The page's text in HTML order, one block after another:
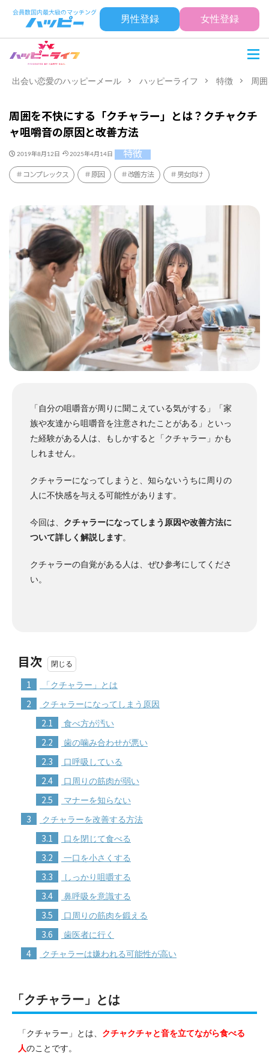
男性登録 女性登録
出会い恋愛のハッピーメール ハッピーライフ 特徴 周
周囲を不快にする「クチャラー」とは？クチャクチ
ャ咀嚼音の原因と改善方法
2019年8月12日 2025年4月14日 特徴
コンプレックス 原因 改善方法 男女向け
「自分の咀嚼音が周りに聞こえている気がする」「家
族や友達から咀嚼音を注意されたことがある」といっ
た経験がある人は、もしかすると「クチャラー」かも
しれません。
クチャラーになってしまうと、知らないうちに周りの
人に不快感を与える可能性があります。
今回は、 クチャラーになってしまう原因や改善方法に
ついて詳しく解説します。
クチャラーの自覚がある人は、ぜひ参考にしてくださ
い。
目次
1 「クチャラー」とは
2 クチャラーになってしまう原因
2.1 食べ方が汚い
2.2 歯の噛み合わせが悪い
2.3 口呼吸している
2.4 口周りの筋肉が弱い
2.5 マナーを知らない
3 クチャラーを改善する方法
3.1 口を閉じて食べる
3.2 一口を小さくする
3.3 しっかり咀嚼する
3.4 鼻呼吸を意識する
3.5 口周りの筋肉を鍛える
3.6 歯医者に行く
4 クチャラーは嫌われる可能性が高い
「クチャラー」とは
「クチャラー」とは、 クチャクチャと音を立てながら食べる
人のことです。